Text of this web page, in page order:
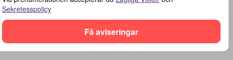
Sekretesspolicy
Få aviseringar